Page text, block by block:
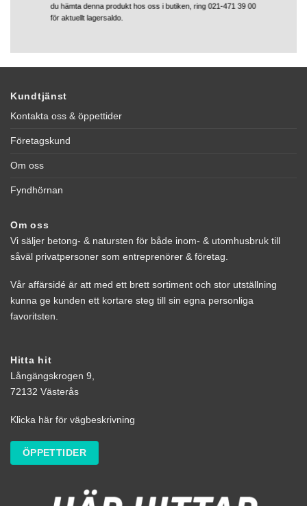
du hämta denna produkt hos oss i butiken, ring 021-471 39 00
för aktuellt lagersaldo.
Kundtjänst
Kontakta oss & öppettider
Företagskund
Om oss
Fyndhörnan
Om oss
Vi säljer betong- & natursten för både inom- & utomhusbruk till
såväl privatpersoner som entreprenörer & företag.
Vår affärsidé är att med ett brett sortiment och stor utställning
kunna ge kunden ett kortare steg till sin egna personliga
favoritsten.
Hitta hit
Långängskrogen 9,
72132 Västerås
Klicka här för vägbeskrivning
ÖPPETTIDER